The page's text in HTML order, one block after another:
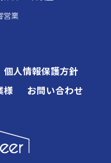
営業
個人情報保護方針
様 お問い合わせ